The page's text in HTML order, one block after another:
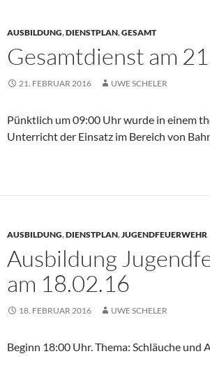
AUSBILDUNG,DIENSTPLAN,GESAMT
Gesamtdienst am
21. FEBRUAR 2016 UWE SCHELER
Pünktlich um 09:00 Uhr wurde in einem
Unterricht der Einsatz im Bereich von
AUSBILDUNG,DIENSTPLAN,JUGENDFEUERWEHR
Ausbildung
am 18.02.16
18. FEBRUAR 2016 UWE SCHELER
Beginn 18:00 Uhr. Thema: Schläuche und